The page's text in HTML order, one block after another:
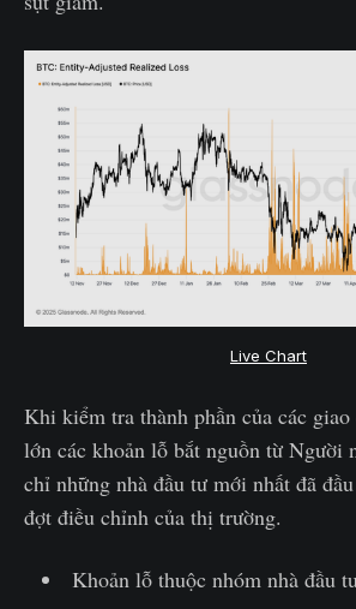
Live Chart
Khi kiểm tra thành phần của các
lớn các khoản lỗ bắt nguồn từ Người
chỉ những nhà đầu tư mới nhất đã
đợt điều chỉnh của thị trường.
Khoản lỗ thuộc nhóm nhà đầu